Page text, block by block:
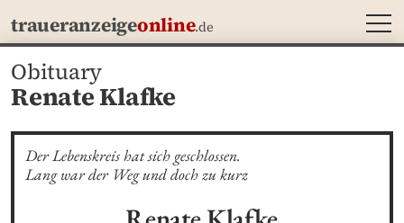
traueranzeigeonline.de
Obituary
Renate Klafke
Der Lebenskreis hat sich geschlossen.
Lang war der Weg und doch zu kurz